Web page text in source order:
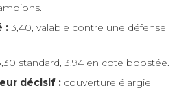
: 3,40, valable contre une défense
standard, 3,94 en cote boostée.
décisif : couverture élargie